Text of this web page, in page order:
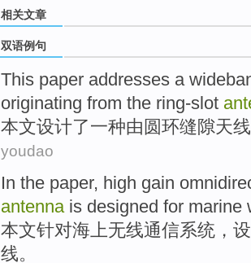
相关文章
双语例句
This paper addresses a
originating from the ring-slot
本文设计了一种由 圆环缝隙天线
youdao
In the paper, high gain
antenna is designed for marine
本文针对海上无线通信系统，
线。